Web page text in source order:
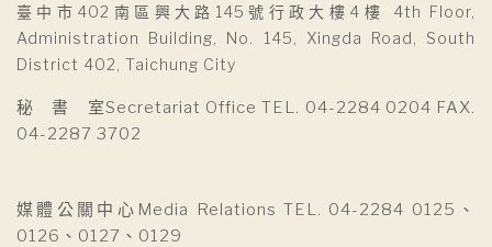
臺中市402南區興大路145號行政大樓4樓 4th Floor,
Administration Building, No. 145, Xingda Road, South
District 402, Taichung City
秘 書 室Secretariat Office TEL. 04-2284 0204 FAX.
04-2287 3702
媒體公關中心Media Relations TEL. 04-2284 0125、
0126、0127、0129